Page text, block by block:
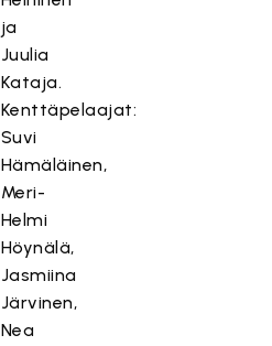
ja
Juulia
Kataja.
Kenttäpelaajat:
Suvi
Hämäläinen,
Meri-
Helmi
Höynälä,
Jasmiina
Järvinen,
Nea